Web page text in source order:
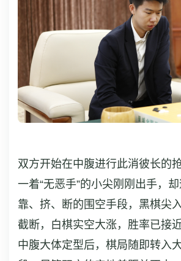
双方开始在中腹进行此消彼长的
一着“无恶手”的小尖刚刚出手，
靠、挤、断的围空手段，黑棋尖
截断，白棋实空大涨，胜率已接
中腹大体定型后，棋局随即转入